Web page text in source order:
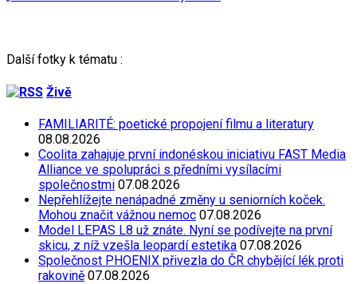
Další fotky k tématu :
Živě
FAMILIARITÉ: poetické propojení filmu a literatury
08.08.2026
Coolita zahajuje první indonéskou iniciativu FAST Media
Alliance ve spolupráci s předními vysílacími
společnostmi 07.08.2026
Nepřehlížejte nenápadné změny u seniorních koček.
Mohou značit vážnou nemoc 07.08.2026
Model LEPAS L8 už znáte. Nyní se podívejte na první
skicu, z níž vzešla leopardí estetika 07.08.2026
Společnost PHOENIX přivezla do ČR chybějící lék proti
rakovině 07.08.2026